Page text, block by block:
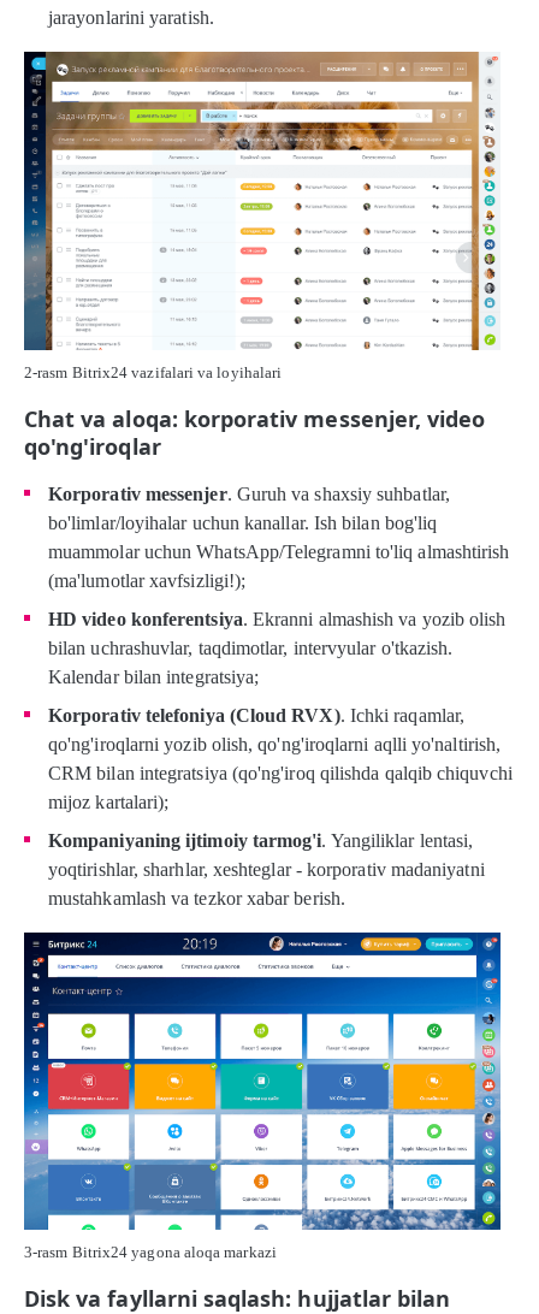
jarayonlarini yaratish.
2-rasm Bitrix24 vazifalari va loyihalari
Chat va aloqa: korporativ messenjer, video
qo'ng'iroqlar
Korporativ messenjer. Guruh va shaxsiy suhbatlar,
bo'limlar/loyihalar uchun kanallar. Ish bilan bog'liq
muammolar uchun WhatsApp/Telegramni to'liq almashtirish
(ma'lumotlar xavfsizligi!);
HD video konferentsiya. Ekranni almashish va yozib olish
bilan uchrashuvlar, taqdimotlar, intervyular o'tkazish.
Kalendar bilan integratsiya;
Korporativ telefoniya (Cloud RVX). Ichki raqamlar,
qo'ng'iroqlarni yozib olish, qo'ng'iroqlarni aqlli yo'naltirish,
CRM bilan integratsiya (qo'ng'iroq qilishda qalqib chiquvchi
mijoz kartalari);
Kompaniyaning ijtimoiy tarmog'i. Yangiliklar lentasi,
yoqtirishlar, sharhlar, xeshteglar - korporativ madaniyatni
mustahkamlash va tezkor xabar berish.
3-rasm Bitrix24 yagona aloqa markazi
Disk va fayllarni saqlash: hujjatlar bilan